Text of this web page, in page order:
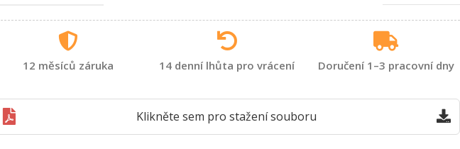
12 měsíců záruka 14 denní lhůta pro vrácení Doručení 1–3 pracovní dny
Klikněte sem pro stažení souboru